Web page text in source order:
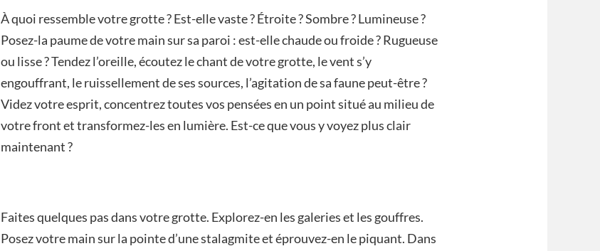
À quoi ressemble votre grotte ? Est-elle vaste ? Étroite ? Sombre ? Lumineuse ?
Posez-la paume de votre main sur sa paroi : est-elle chaude ou froide ? Rugueuse
ou lisse ? Tendez l’oreille, écoutez le chant de votre grotte, le vent s’y
engouffrant, le ruissellement de ses sources, l’agitation de sa faune peut-être ?
Videz votre esprit, concentrez toutes vos pensées en un point situé au milieu de
votre front et transformez-les en lumière. Est-ce que vous y voyez plus clair
maintenant ?
Faites quelques pas dans votre grotte. Explorez-en les galeries et les gouffres.
Posez votre main sur la pointe d’une stalagmite et éprouvez-en le piquant. Dans